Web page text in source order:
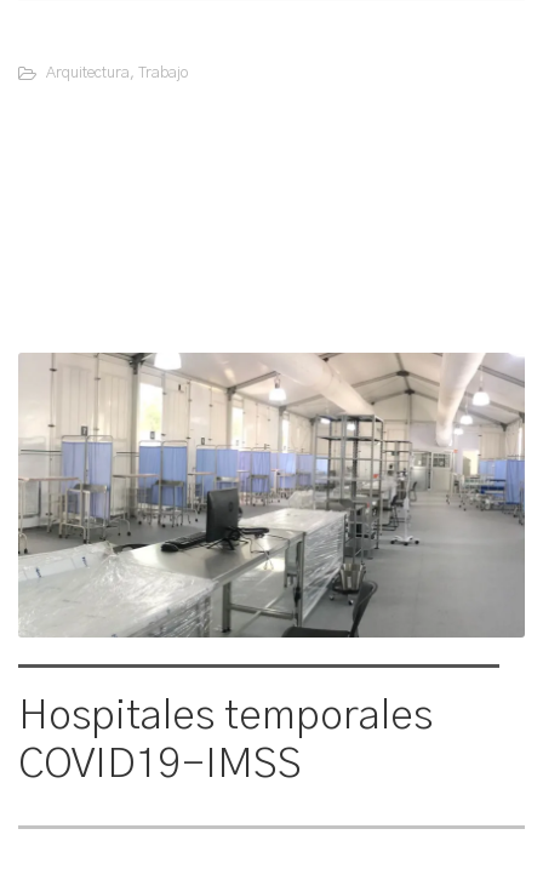
Arquitectura, Trabajo
Hospitales temporales
COVID19-IMSS